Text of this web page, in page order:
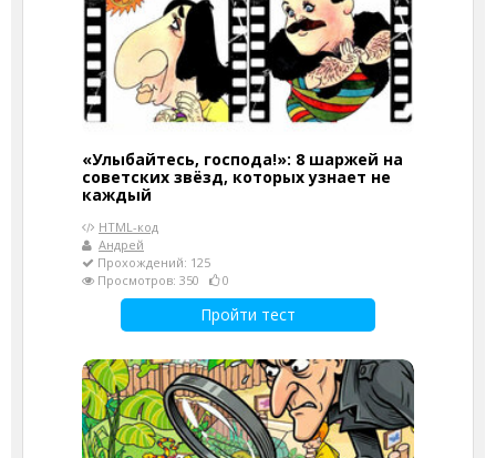
«Улыбайтесь, господа!»: 8 шаржей на
советских звёзд, которых узнает не
каждый
HTML-код
Андрей
Прохождений: 125
Просмотров: 350
0
Пройти тест